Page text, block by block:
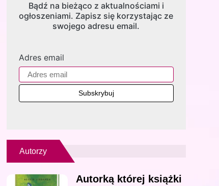
Bądź na bieżąco z aktualnościami i
ogłoszeniami. Zapisz się korzystając ze
swojego adresu email.
Adres email
Autorzy
Autorką której książki